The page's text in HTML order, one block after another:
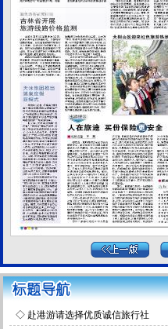
◇ 赴港游请选择优质诚信旅行社